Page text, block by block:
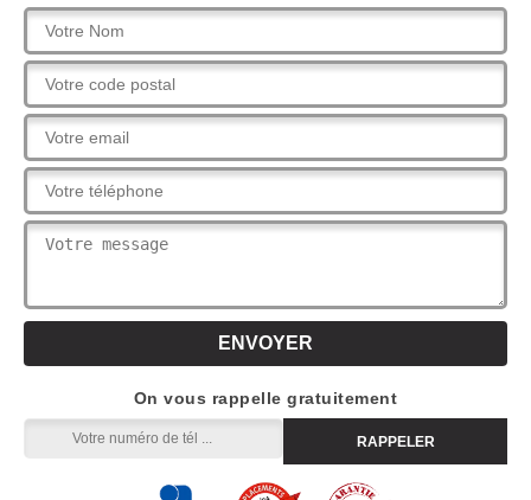
On vous rappelle gratuitement